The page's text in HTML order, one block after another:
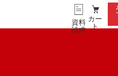
資料
請求
カー
ト